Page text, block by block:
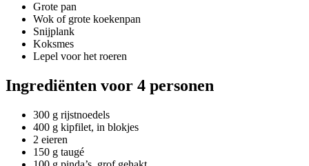
Grote pan
Wok of grote koekenpan
Snijplank
Koksmes
Lepel voor het roeren
Ingrediënten voor 4 personen
300 g rijstnoedels
400 g kipfilet, in blokjes
2 eieren
150 g taugé